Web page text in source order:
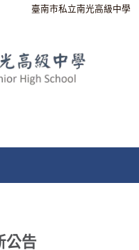
臺南市私立南光高級中學
公告